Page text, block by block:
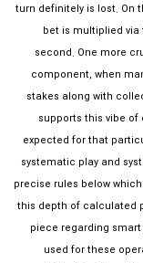
turn definitely is lost. On
bet is multiplied
second. One more
component, when
stakes along with
supports this vibe of
expected for that
systematic play and
precise rules below
this depth of calculated
piece regarding
used for these